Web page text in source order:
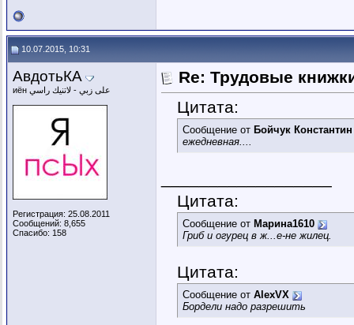
10.07.2015, 10:31
АвдотьКА
иён على زبي - لاتنيك راسي
Регистрация: 25.08.2011
Сообщений: 8,655
Спасибо: 158
Re: Трудовые
Цитата:
Сообщение от Бойчук Константин
ежедневная....
Цитата:
Сообщение от Марина1610
Гриб и огурец в ж...е-не жилец.
Цитата:
Сообщение от AlexVX
Бордели надо разрешить